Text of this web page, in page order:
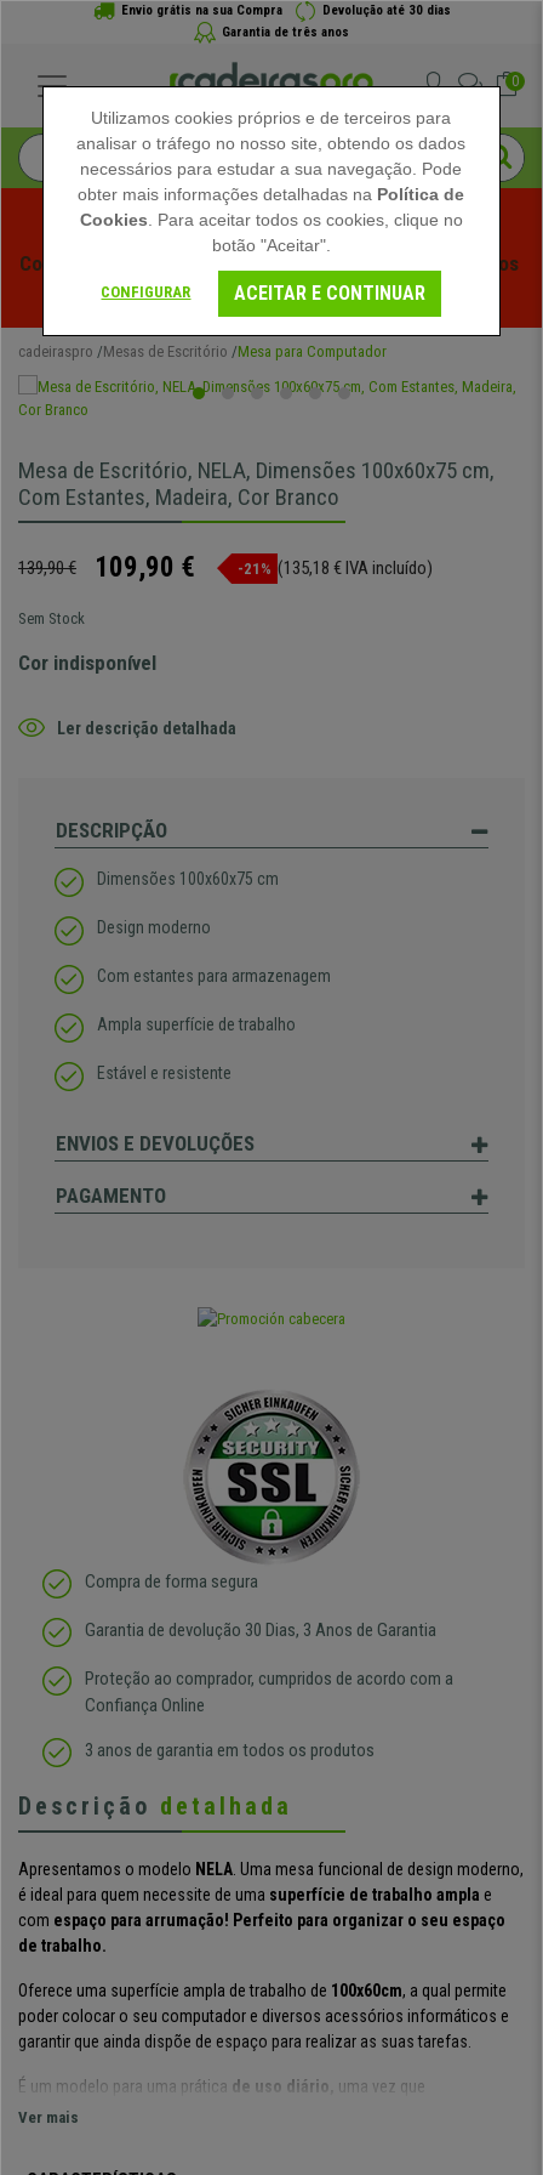
Envio grátis na sua Compra
Devolução até 30 dias
Garantia de três anos
0
Começam os Saldos de Verão em Cadeiraspro! Descontos
Exclusivos por Tempo Limitado - Ver Promoção
cadeiraspro Mesas de Escritório Mesa para Computador
Mesa de Escritório, NELA, Dimensões 100x60x75 cm,
Com Estantes, Madeira, Cor Branco
139,90 € 109,90 € -21% (135,18 € IVA incluído)
Sem Stock
Cor indisponível
Ler descrição detalhada
DESCRIPÇÃO
Dimensões 100x60x75 cm
Design moderno
Com estantes para armazenagem
Ampla superfície de trabalho
Estável e resistente
ENVIOS E DEVOLUÇÕES
PAGAMENTO
Compra de forma segura
Garantia de devolução 30 Dias, 3 Anos de Garantia
Proteção ao comprador, cumpridos de acordo com a
Confiança Online
3 anos de garantia em todos os produtos
Descrição detalhada
Apresentamos o modelo NELA . Uma mesa funcional de design moderno,
é ideal para quem necessite de uma superfície de trabalho ampla e
com espaço para arrumação! Perfeito para organizar o seu espaço
de trabalho.
Oferece uma superfície ampla de trabalho de 100x60cm, a qual permite
poder colocar o seu computador e diversos acessórios informáticos e
garantir que ainda dispõe de espaço para realizar as suas tarefas.
É um modelo para uma prática de uso diário uma vez que
oferece
Ver mais
Utilizamos cookies próprios e de terceiros para
analisar o tráfego no nosso site, obtendo os dados
necessários para estudar a sua navegação. Pode
obter mais informações detalhadas na Política de
Cookies . Para aceitar todos os cookies, clique no
botão "Aceitar".
CONFIGURAR ACEITAR E CONTINUAR